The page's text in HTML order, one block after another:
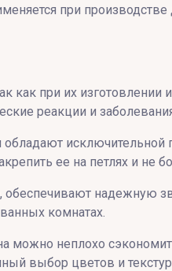
при производстве
как при их
реакции и
ее на петлях и не
обеспечивают
комнатах.
можно неплохо
выбор цветов и